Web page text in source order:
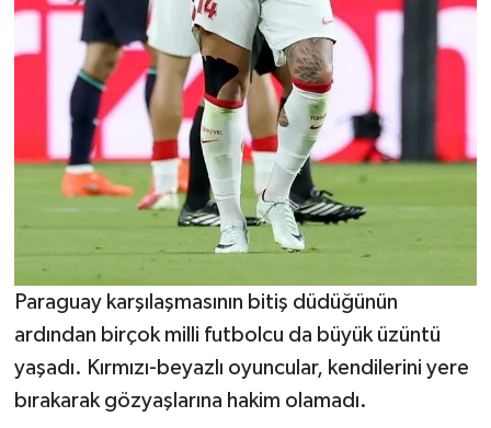
Paraguay karşılaşmasının bitiş düdüğünün
ardından birçok milli futbolcu da büyük üzüntü
yaşadı. Kırmızı-beyazlı oyuncular, kendilerini yere
bırakarak gözyaşlarına hakim olamadı.